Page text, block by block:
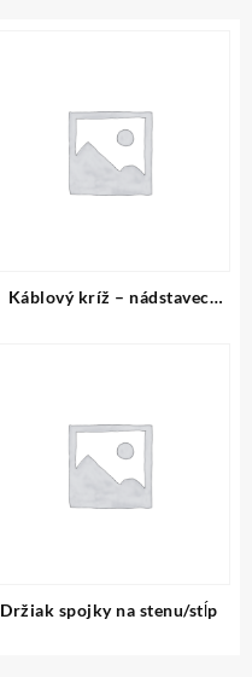
Káblový kríž – nádstavec
Držiak spojky na stenu/stĺp